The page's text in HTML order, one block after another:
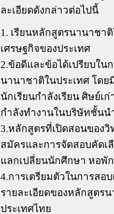
ละเอียดดังกล่าวต่อไปนี้
1. เรียนหลักสูตรนานาชา
เศรษฐกิจของประเทศ
2.ข้อดีและข้อได้เปรียบใ
นานาชาติในประเทศ โด
นักเรียนกำลังเรียน ศิษย์
กำลังทำงานในบริษัทชั้นน
3.หลักสูตรที่เปิดสอนของ
สมัครและการจัดสอบคัดเ
แลกเปลี่ยนนักศึกษา หอพั
4.การเตรียมตัวในการส
รายละเอียดของหลักสูตร
ประเทศไทย